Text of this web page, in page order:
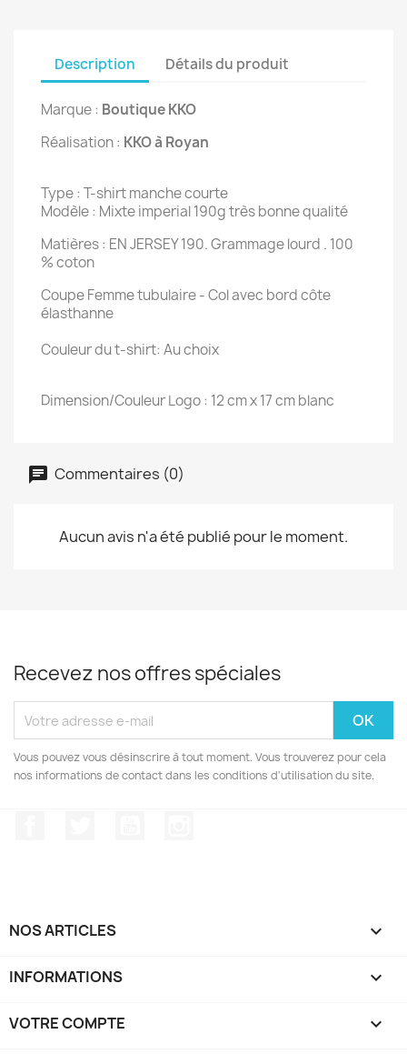
Description Détails du produit
Marque : Boutique KKO
Réalisation : KKO à Royan
Type : T-shirt manche courte
Modèle : Mixte imperial 190g très bonne qualité
Matières : EN JERSEY 190. Grammage lourd . 100
% coton
Coupe Femme tubulaire - Col avec bord côte
élasthanne
Couleur du t-shirt: Au choix
Dimension/Couleur Logo : 12 cm x 17 cm blanc
Commentaires (0)
Aucun avis n'a été publié pour le moment.
Recevez nos offres spéciales
Vous pouvez vous désinscrire à tout moment. Vous trouverez pour cela
nos informations de contact dans les conditions d'utilisation du site.
NOS ARTICLES 
INFORMATIONS 
VOTRE COMPTE 